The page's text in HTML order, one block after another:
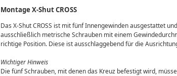
Montage X-Shut CROSS
Das X-Shut CROSS ist mit fünf Innengewinden ausgestattet
ausschließlich metrische Schrauben mit einem
richtige Position. Diese ist ausschlaggebend für die
Wichtiger Hinweis
Die fünf Schrauben, mit denen das Kreuz befestigt wird,